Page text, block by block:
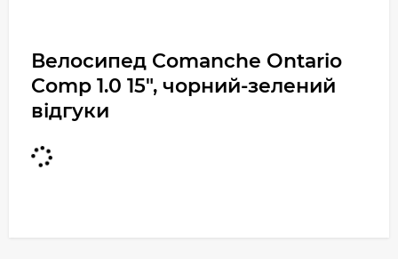
Велосипед Comanche Ontario
Comp 1.0 15", чорний-зелений
відгуки